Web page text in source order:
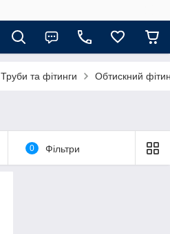
Труби та фітинги Обтискний
0 Фільтри